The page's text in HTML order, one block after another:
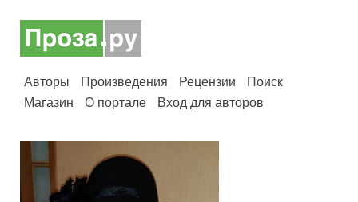
Авторы Произведения Рецензии
Поиск
Магазин
О портале Вход для авторов